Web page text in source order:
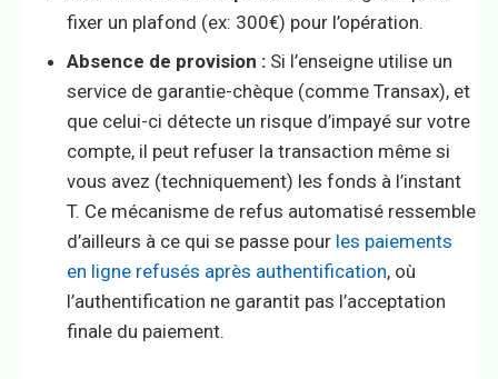
fixer un plafond (ex: 300€) pour l’opération.
Absence de provision : Si l’enseigne utilise un
service de garantie-chèque (comme Transax), et
que celui-ci détecte un risque d’impayé sur votre
compte, il peut refuser la transaction même si
vous avez (techniquement) les fonds à l’instant
T. Ce mécanisme de refus automatisé ressemble
d’ailleurs à ce qui se passe pour les paiements
en ligne refusés après authentification, où
l’authentification ne garantit pas l’acceptation
finale du paiement.